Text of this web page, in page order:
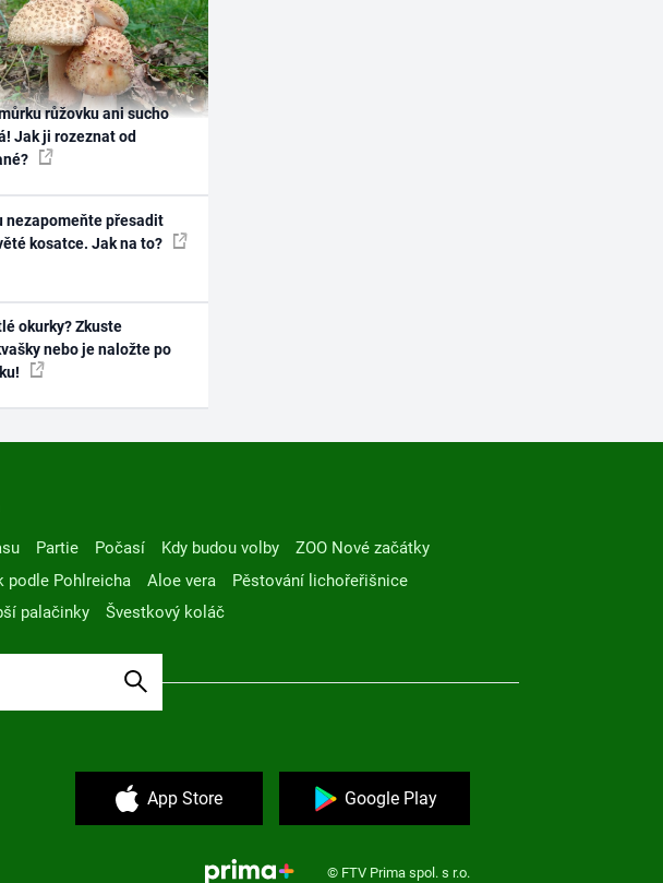
růžovku ani sucho
Jak ji rozeznat od
nezapomeňte přesadit
kosatce. Jak na to?
okurky? Zkuste
nebo je naložte po
Partie Počasí Kdy budou volby
ZOO Nové začátky
podle Pohlreicha Aloe vera
Pěstování lichořeřišnice
palačinky Švestkový koláč
App Store Google Play
© FTV Prima spol. s r.o.